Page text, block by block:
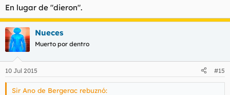
En lugar de "dieron".
Nueces
Muerto por dentro
10 Jul 2015 #15
Sir Ano de Bergerac rebuznó: